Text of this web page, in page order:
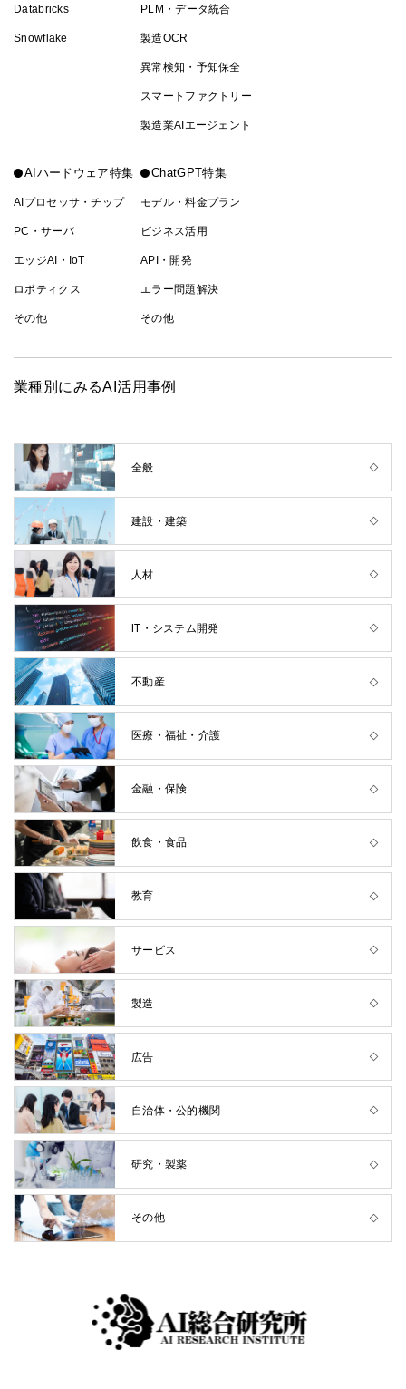
Databricks
Snowflake
PLM・データ統合
製造OCR
異常検知・予知保全
スマートファクトリー
製造業AIエージェント
AIハードウェア特集
AIプロセッサ・チップ
PC・サーバ
エッジAI・IoT
ロボティクス
その他
ChatGPT特集
モデル・料金プラン
ビジネス活用
API・開発
エラー問題解決
その他
業種別にみるAI活用事例
全般
建設・建築
人材
IT・システム開発
不動産
医療・福祉・介護
金融・保険
飲食・食品
教育
サービス
製造
広告
自治体・公的機関
研究・製薬
その他